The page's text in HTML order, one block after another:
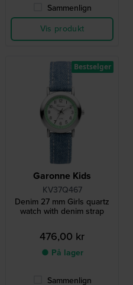
Sammenlign
Vis produkt
Garonne Kids
KV37Q467
Denim 27 mm Girls quartz
watch with denim strap
476,00 kr
● På lager
Sammenlign
Bestselger